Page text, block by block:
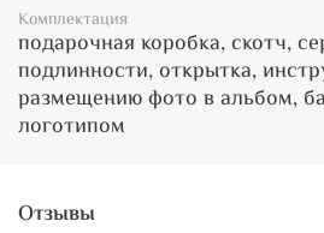
Комплектация
подарочная коробка, скотч,
подлинности, открытка,
размещению фото в альбом,
логотипом
Отзывы